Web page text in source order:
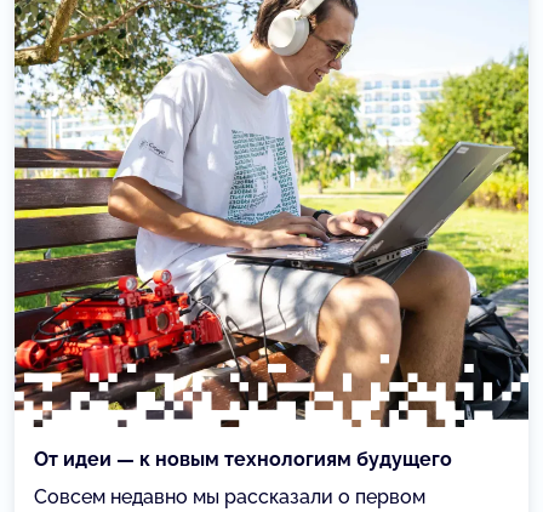
От идеи — к новым технологиям будущего
Совсем недавно мы рассказали о первом